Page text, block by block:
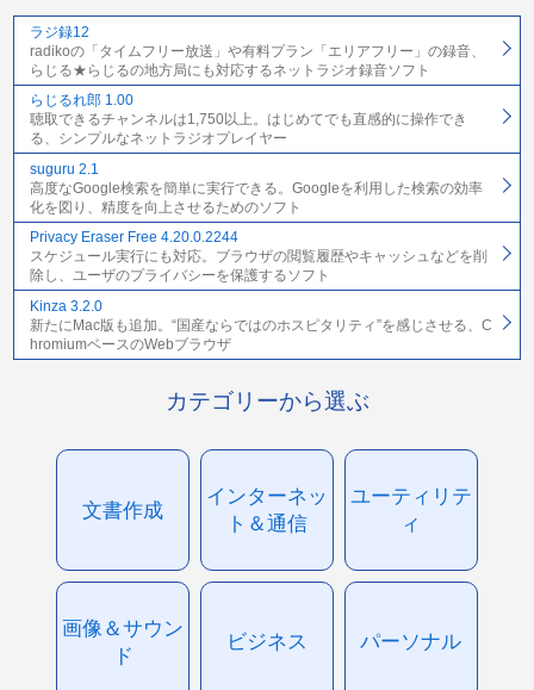
ラジ録12
radikoの「タイムフリー放送」や有料プラン「エリアフリー」の録音、
らじる★らじるの地方局にも対応するネットラジオ録音ソフト
らじるれ郎 1.00
聴取できるチャンネルは1,750以上。はじめてでも直感的に操作でき
る、シンプルなネットラジオプレイヤー
suguru 2.1
高度なGoogle検索を簡単に実行できる。Googleを利用した検索の効率
化を図り、精度を向上させるためのソフト
Privacy Eraser Free 4.20.0.2244
スケジュール実行にも対応。ブラウザの閲覧履歴やキャッシュなどを削
除し、ユーザのプライバシーを保護するソフト
Kinza 3.2.0
新たにMac版も追加。“国産ならではのホスピタリティ”を感じさせる、C
hromiumベースのWebブラウザ
カテゴリーから選ぶ
文書作成
インターネッ
ト＆通信
ユーティリテ
ィ
画像＆サウン
ド
ビジネス パーソナル